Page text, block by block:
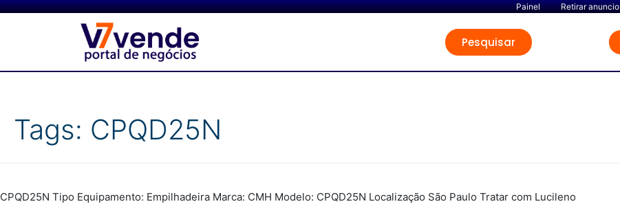
Painel Retirar anuncio
Pesquisar
Tags: CPQD25N
CPQD25N Tipo Equipamento: Empilhadeira Marca: CMH Modelo: CPQD25N Localização São Paulo Tratar com Lucileno